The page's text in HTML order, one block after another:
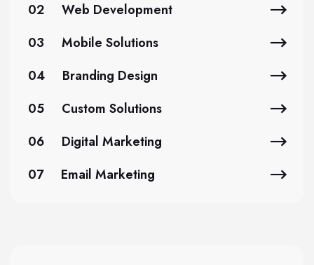
02
Web Development
03
Mobile Solutions
04
Branding Design
05
Custom Solutions
06
Digital Marketing
07
Email Marketing